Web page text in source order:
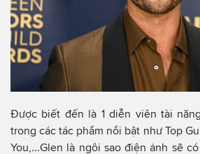
Được biết đến là 1 diễn viên tài
trong các tác phẩm nổi bật như Top
You,...Glen là ngôi sao điện ảnh sẽ